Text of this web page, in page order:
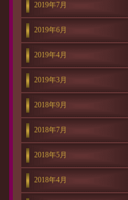
2019年7月
2019年6月
2019年4月
2019年3月
2018年9月
2018年7月
2018年5月
2018年4月